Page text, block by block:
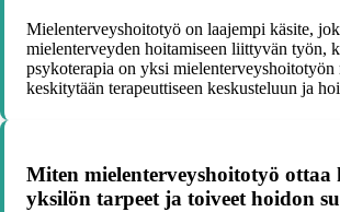
Mielenterveyshoitotyö on laajempi käsite,
mielenterveyden hoitamiseen liittyvän työn,
psykoterapia on yksi mielenterveyshoitotyön
keskitytään terapeuttiseen keskusteluun ja
Miten mielenterveyshoitotyö ottaa
yksilön tarpeet ja toiveet hoidon